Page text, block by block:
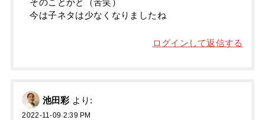
そのことかと（苦笑）
今は子ネタは少なくなりましたね
ログインして返信する
池田彩 より:
2022-11-09 2:39 PM